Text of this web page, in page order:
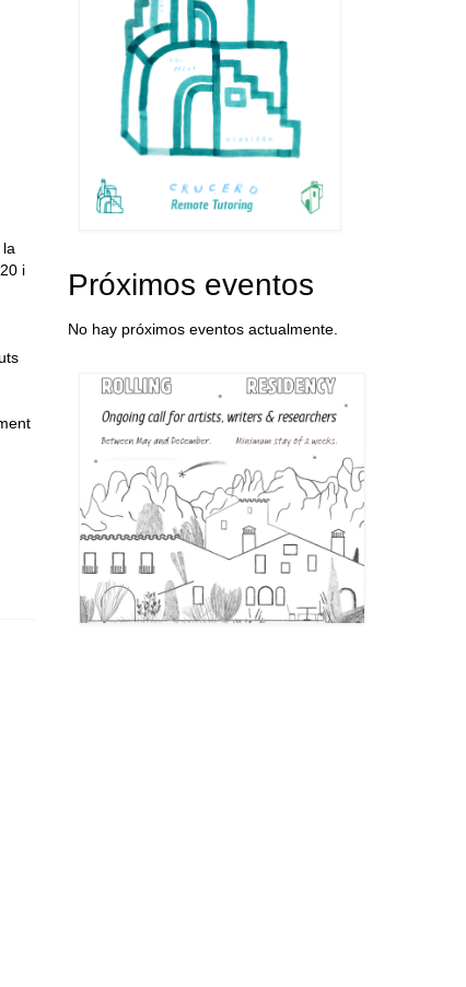
i
Próximos eventos
No hay próximos eventos actualmente.